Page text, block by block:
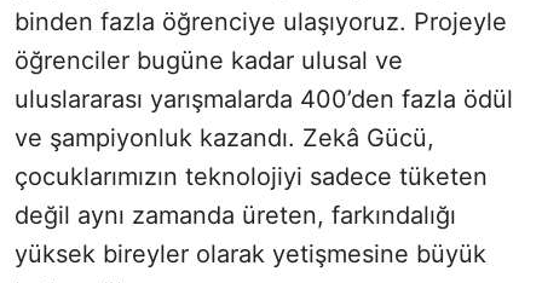
binden fazla öğrenciye ulaşıyoruz. Projeyle
öğrenciler bugüne kadar ulusal ve
uluslararası yarışmalarda 400’den fazla ödül
ve şampiyonluk kazandı. Zekâ Gücü,
çocuklarımızın teknolojiyi sadece tüketen
değil aynı zamanda üreten, farkındalığı
yüksek bireyler olarak yetişmesine büyük